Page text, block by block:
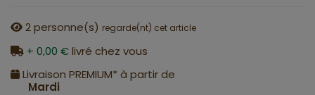
2personne(s) regarde(nt) cet article
+ 0,00 €livré chez vous
Livraison PREMIUM* à partir de
Mardi